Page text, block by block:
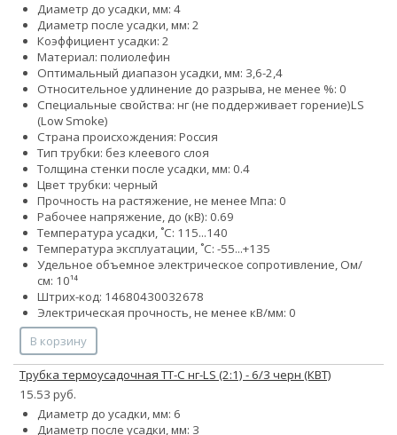
Диаметр до усадки, мм: 4
Диаметр после усадки, мм: 2
Коэффициент усадки: 2
Материал: полиолефин
Оптимальный диапазон усадки, мм: 3,6-2,4
Относительное удлинение до разрыва, не менее %: 0
Специальные свойства: нг (не поддерживает горение)LS
(Low Smoke)
Страна происхождения: Россия
Тип трубки: без клеевого слоя
Толщина стенки после усадки, мм: 0.4
Цвет трубки: черный
Прочность на растяжение, не менее Мпа: 0
Рабочее напряжение, до (кВ): 0.69
Температура усадки, ˚С: 115...140
Температура эксплуатации, ˚С: -55...+135
Удельное объемное электрическое сопротивление, Ом/
см: 10¹⁴
Штрих-код: 14680430032678
Электрическая прочность, не менее кВ/мм: 0
В корзину
Трубка термоусадочная ТТ-С нг-LS (2:1) - 6/3 черн (КВТ)
15.53 руб.
Диаметр до усадки, мм: 6
Диаметр после усадки, мм: 3